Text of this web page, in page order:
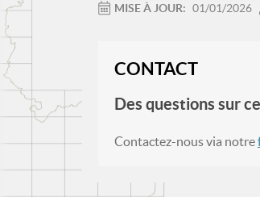
MISE À JOUR: 01/01/2026
CONTACT
Des questions sur
Contactez-nous via notre